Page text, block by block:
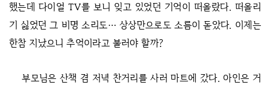
했는데 다이얼 TV를 보니 잊고 있었던 기억이 떠올랐다. 떠올리
기 싫었던 그 비명 소리도… 상상만으로도 소름이 돋았다. 이제는
한참 지났으니 추억이라고 불러야 할까?
부모님은 산책 겸 저녁 찬거리를 사러 마트에 갔다. 아인은 거